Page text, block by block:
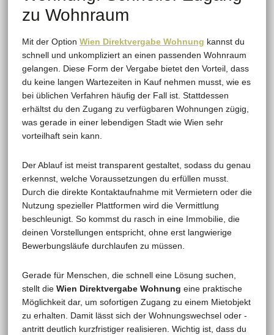
zu Wohnraum
Mit der Option Wien Direktvergabe Wohnung kannst du
schnell und unkompliziert an einen passenden Wohnraum
gelangen. Diese Form der Vergabe bietet den Vorteil, dass
du keine langen Wartezeiten in Kauf nehmen musst, wie es
bei üblichen Verfahren häufig der Fall ist. Stattdessen
erhältst du den Zugang zu verfügbaren Wohnungen zügig,
was gerade in einer lebendigen Stadt wie Wien sehr
vorteilhaft sein kann.
Der Ablauf ist meist transparent gestaltet, sodass du genau
erkennst, welche Voraussetzungen du erfüllen musst.
Durch die direkte Kontaktaufnahme mit Vermietern oder die
Nutzung spezieller Plattformen wird die Vermittlung
beschleunigt. So kommst du rasch in eine Immobilie, die
deinen Vorstellungen entspricht, ohne erst langwierige
Bewerbungsläufe durchlaufen zu müssen.
Gerade für Menschen, die schnell eine Lösung suchen,
stellt die Wien Direktvergabe Wohnung eine praktische
Möglichkeit dar, um sofortigen Zugang zu einem Mietobjekt
zu erhalten. Damit lässt sich der Wohnungswechsel oder -
antritt deutlich kurzfristiger realisieren. Wichtig ist, dass du